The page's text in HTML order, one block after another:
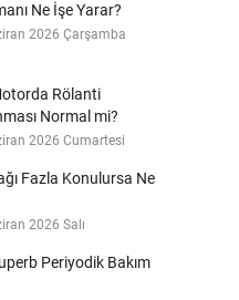
Ne İşe Yarar?
2026 Çarşamba
Rölanti
Normal mi?
2026 Cumartesi
Fazla Konulursa Ne
2026 Salı
Periyodik Bakım